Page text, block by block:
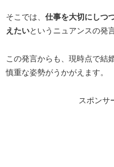
そこでは、 仕事を大切にしつ
えたいというニュアンスの発
この発言からも、現時点で結
慎重な姿勢がうかがえます。
スポンサ